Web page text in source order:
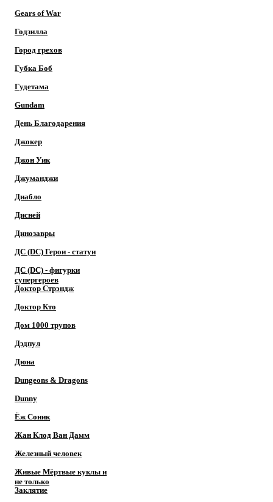
Gears of War
Годзилла
Город грехов
Губка Боб
Гудетама
Gundam
День Благодарения
Джокер
Джон Уик
Джуманджи
Диабло
Дисней
Динозавры
ДС (DC) Герои - cтатуи
ДС (DC) - фигурки
супергероев
Доктор Cтрэндж
Доктор Кто
Дом 1000 трупов
Дэдпул
Дюна
Dungeons & Dragons
Dunny
Ёж Соник
Жан Клод Ван Дамм
Железный человек
Живые Мёртвые куклы и
не только
Заклятие